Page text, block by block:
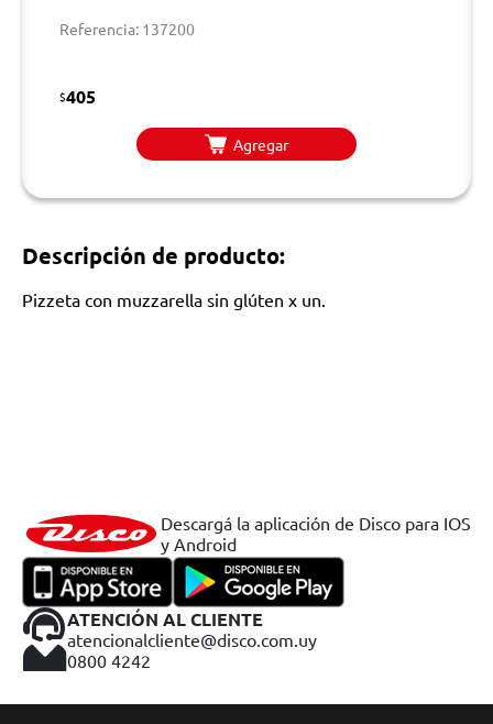
Referencia: 137200
$405
Agregar
Descripción de producto:
Pizzeta con muzzarella sin glúten x un.
Descargá la aplicación de Disco para IOS
y Android
ATENCIÓN AL CLIENTE
atencionalcliente@disco.com.uy
0800 4242